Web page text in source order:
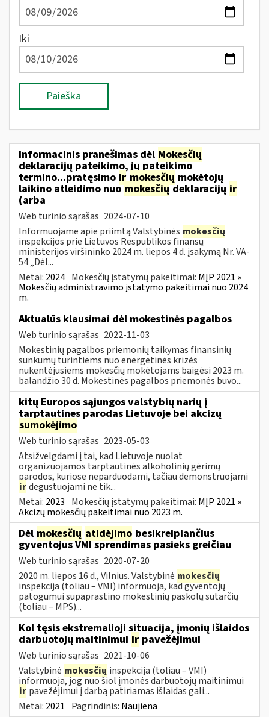
Iki
Paieška
Informacinis pranešimas dėl Mokesčių
deklaracijų pateikimo, jų pateikimo
termino...pratęsimo ir mokesčių mokėtojų
laikino atleidimo nuomokesčiųdeklaracijų ir
(arba
Web turinio sąrašas 2024-07-10
Informuojame apie priimtą Valstybinės mokesčių
inspekcijos prie Lietuvos Respublikos finansų
ministerijos viršininko 2024 m. liepos 4 d. įsakymą Nr. VA-
54 „Dėl...
Metai: 2024 Mokesčių įstatymų pakeitimai: MĮP 2021 »
Mokesčių administravimo įstatymo pakeitimai nuo 2024
m.
Aktualūs klausimai dėl mokestinės pagalbos
Web turinio sąrašas 2022-11-03
Mokestinių pagalbos priemonių taikymas finansinių
sunkumų turintiems nuo energetinės krizės
nukentėjusiems mokesčių mokėtojams baigėsi 2023 m.
balandžio 30 d. Mokestinės pagalbos priemonės buvo...
kitų Europos sąjungos valstybių narių į
tarptautines parodas Lietuvoje bei akcizų
sumokėjimo
Web turinio sąrašas 2023-05-03
Atsižvelgdami į tai, kad Lietuvoje nuolat
organizuojamos tarptautinės alkoholinių gėrimų
parodos, kuriose neparduodami, tačiau demonstruojami
irdegustuojami ne tik...
Metai: 2023 Mokesčių įstatymų pakeitimai: MĮP 2021 »
Akcizų mokesčių pakeitimai nuo 2023 m.
Dėl mokesčių atidėjimo besikreipiančius
gyventojus VMI sprendimas pasieks greičiau
Web turinio sąrašas 2020-07-20
2020 m. liepos 16 d., Vilnius. Valstybinė mokesčių
inspekcija (toliau – VMI) informuoja, kad gyventojų
patogumui supaprastino mokestinių paskolų sutarčių
(toliau – MPS)...
Kol tęsis ekstremalioji situacija, įmonių išlaidos
darbuotojų maitinimui ir pavežėjimui
Web turinio sąrašas 2021-10-06
Valstybinė mokesčių inspekcija (toliau – VMI)
informuoja, jog nuo šiol įmonės darbuotojų maitinimui
ir pavežėjimui į darbą patiriamas išlaidas gali...
Metai: 2021 Pagrindinis: Naujiena